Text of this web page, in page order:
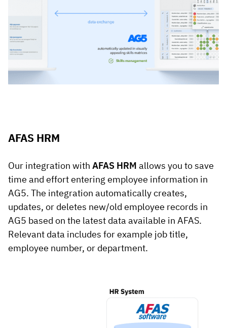
AFAS HRM
Our integration with AFAS HRM allows you to save
time and effort entering employee information in
AG5. The integration automatically creates,
updates, or deletes new/old employee records in
AG5 based on the latest data available in AFAS.
Relevant data includes for example job title,
employee number, or department.